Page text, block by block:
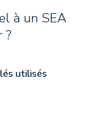
à un SEA
?
utilisés